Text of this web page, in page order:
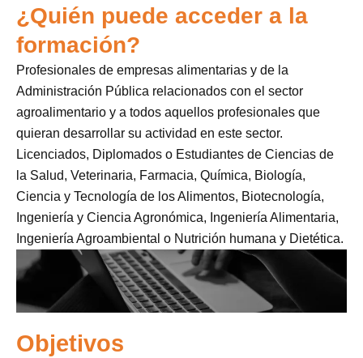
¿Quién puede acceder a la
formación?
Profesionales de empresas alimentarias y de la
Administración Pública relacionados con el sector
agroalimentario y a todos aquellos profesionales que
quieran desarrollar su actividad en este sector.
Licenciados, Diplomados o Estudiantes de Ciencias de
la Salud, Veterinaria, Farmacia, Química, Biología,
Ciencia y Tecnología de los Alimentos, Biotecnología,
Ingeniería y Ciencia Agronómica, Ingeniería Alimentaria,
Ingeniería Agroambiental o Nutrición humana y Dietética.
Objetivos